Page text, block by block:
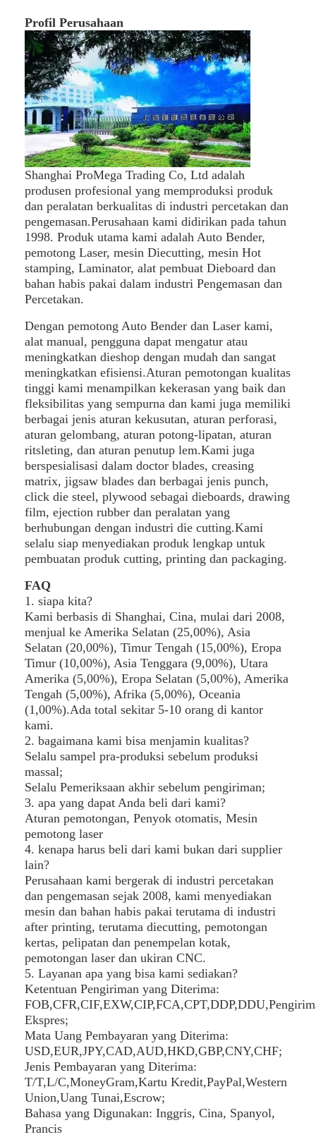
Mesin Auto Bender
mesin laminating industri
Buku membuat mesin
Mesin Kemasan otomatis
Otomatis Mesin Percetakan
Posting Tekan Peralatan
Pra Tekan Peralatan
Perlengkapan lainnya
Mesin laser menandai
Paper Bag Forming Machine
Mesin pengemasan otomatis
Profil Perusahaan
Shanghai ProMega Trading Co, Ltd adalah
produsen profesional yang memproduksi produk
dan peralatan berkualitas di industri percetakan dan
pengemasan.Perusahaan kami didirikan pada tahun
1998. Produk utama kami adalah Auto Bender,
pemotong Laser, mesin Diecutting, mesin Hot
stamping, Laminator, alat pembuat Dieboard dan
bahan habis pakai dalam industri Pengemasan dan
Percetakan.
Dengan pemotong Auto Bender dan Laser kami,
alat manual, pengguna dapat mengatur atau
meningkatkan dieshop dengan mudah dan sangat
meningkatkan efisiensi.Aturan pemotongan kualitas
tinggi kami menampilkan kekerasan yang baik dan
fleksibilitas yang sempurna dan kami juga memiliki
berbagai jenis aturan kekusutan, aturan perforasi,
aturan gelombang, aturan potong-lipatan, aturan
ritsleting, dan aturan penutup lem.Kami juga
berspesialisasi dalam doctor blades, creasing
matrix, jigsaw blades dan berbagai jenis punch,
click die steel, plywood sebagai dieboards, drawing
film, ejection rubber dan peralatan yang
berhubungan dengan industri die cutting.Kami
selalu siap menyediakan produk lengkap untuk
pembuatan produk cutting, printing dan packaging.
FAQ
1. siapa kita?
Kami berbasis di Shanghai, Cina, mulai dari 2008,
menjual ke Amerika Selatan (25,00%), Asia
Selatan (20,00%), Timur Tengah (15,00%), Eropa
Timur (10,00%), Asia Tenggara (9,00%), Utara
Amerika (5,00%), Eropa Selatan (5,00%), Amerika
Tengah (5,00%), Afrika (5,00%), Oceania
(1,00%).Ada total sekitar 5-10 orang di kantor
kami.
2. bagaimana kami bisa menjamin kualitas?
Selalu sampel pra-produksi sebelum produksi
massal;
Selalu Pemeriksaan akhir sebelum pengiriman;
3. apa yang dapat Anda beli dari kami?
Aturan pemotongan, Penyok otomatis, Mesin
pemotong laser
4. kenapa harus beli dari kami bukan dari supplier
lain?
Perusahaan kami bergerak di industri percetakan
dan pengemasan sejak 2008, kami menyediakan
mesin dan bahan habis pakai terutama di industri
after printing, terutama diecutting, pemotongan
kertas, pelipatan dan penempelan kotak,
pemotongan laser dan ukiran CNC.
5. Layanan apa yang bisa kami sediakan?
Ketentuan Pengiriman yang Diterima:
Ekspres;
Mata Uang Pembayaran yang Diterima:
USD,EUR,JPY,CAD,AUD,HKD,GBP,CNY,CHF;
Jenis Pembayaran yang Diterima:
T/T,L/C,MoneyGram,Kartu Kredit,PayPal,Western
Union,Uang Tunai,Escrow;
Bahasa yang Digunakan: Inggris, Cina, Spanyol,
Prancis